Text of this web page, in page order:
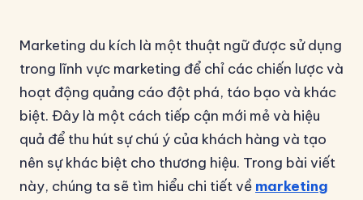
Marketing du kích là một thuật ngữ được sử dụng
trong lĩnh vực marketing để chỉ các chiến lược và
hoạt động quảng cáo đột phá, táo bạo và khác
biệt. Đây là một cách tiếp cận mới mẻ và hiệu
quả để thu hút sự chú ý của khách hàng và tạo
nên sự khác biệt cho thương hiệu. Trong bài viết
này, chúng ta sẽ tìm hiểu chi tiết về marketing